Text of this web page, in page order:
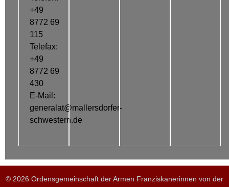
+49
8772 69
115
Telefax:
+49
8772 69
430
E-Mail:
generalat@mallersdorfer-
schwestern.de
© 2026 Ordensgemeinschaft der Armen Franziskanerinnen von der